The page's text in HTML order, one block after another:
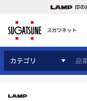
印の
スガツネット
カテゴリ